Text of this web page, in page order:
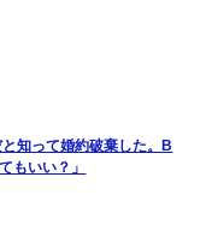
親としての責任を果た
知って婚約破棄した。B
もいい？」